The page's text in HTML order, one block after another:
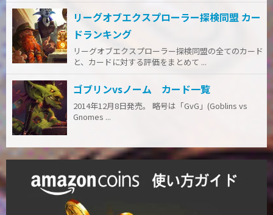
リーグオブエクスプローラー探検同盟 カー
ドランキング
リーグオブエクスプローラー探検同盟の全てのカード
と、カードに対する評価をまとめて ...
ゴブリンvsノーム カード一覧
2014年12月8日発売。 略号は「GvG」(Goblins vs
Gnomes ...